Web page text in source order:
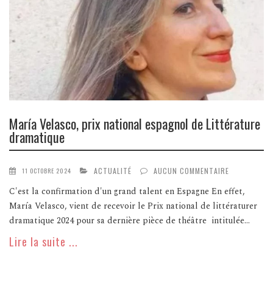
María Velasco, prix national espagnol de Littérature
dramatique
11 OCTOBRE 2024 ACTUALITÉ AUCUN COMMENTAIRE
C'est la confirmation d'un grand talent en Espagne En effet,
María Velasco, vient de recevoir le Prix national de littératurer
dramatique 2024 pour sa dernière pièce de théâtre intitulée...
Lire la suite ...